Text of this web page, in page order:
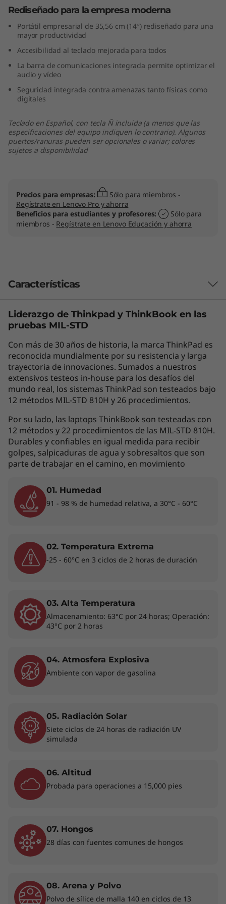
4
M
D
Rediseñado para la empresa moderna
Portátil empresarial de 35,56 cm (14″) rediseñado para una
mayor productividad
Accesibilidad al teclado mejorada para todos
La barra de comunicaciones integrada permite optimizar el
audio y vídeo
Seguridad integrada contra amenazas tanto físicas como
digitales
Teclado en Español, con tecla Ñ incluida (a menos que las
especificaciones del equipo indiquen lo contrario). Algunos
puertos/ranuras pueden ser opcionales o variar; colores
sujetos a disponibilidad
Precios para empresas:
Sólo para miembros -
Regístrate en Lenovo Pro y ahorra
Beneficios para estudiantes y profesores:
Sólo para
miembros - Regístrate en Lenovo Educación y ahorra
Características
Inspírate
rendimiento inspirador a un precio más
inspirador todavía? El nuevo Lenovo ThinkPad
L14 Gen 5 ofrece productividad para cualquier
empresa, con funciones aceleradas por IA, una
mayor capacidad de reparación y una
experiencia de usuario mejorada. Con el
procesador AMD Ryzen™ PRO 7030 con
gráficos AMD Radeon™ de rendimiento
probado y tecnologías profesionales, este
dispositivo ligero y ultraportátil te permite
destacar.
El ThinkPad L14 Gen 5 se enorgullece de
formar parte del creciente movimiento del
derecho a la reparación. De hecho, gracias a su
facilidad de reparación, este portátil ostenta
una puntuación de 9,3 sobre 10 en términos de
capacidad de reparación por parte de iFixit.
actualizar los componentes o ampliar el ciclo
de vida de tu dispositivo con una sencilla
reparación. Puedes confiar en nuestros
extensión tu empresa, sigan funcionando a
pleno rendimiento.
Liderazgo de Thinkpad y ThinkBook en las
pruebas MIL-STD
Con más de 30 años de historia, la marca ThinkPad es
reconocida mundialmente por su resistencia y larga
trayectoria de innovaciones. Sumados a nuestros
extensivos testeos in-house para los desafíos del
mundo real, los sistemas ThinkPad son testeados bajo
12 métodos MIL-STD 810H y 26 procedimientos.
Por su lado, las laptops ThinkBook son testeadas con
12 métodos y 22 procedimientos de las MIL-STD 810H.
Durables y confiables en igual medida para recibir
golpes, salpicaduras de agua y sobresaltos que son
parte de trabajar en el camino, en movimiento
01. Humedad
91 - 98 % de humedad relativa, a 30°C - 60°C
02. Temperatura Extrema
-25 - 60°C en 3 ciclos de 2 horas de duración
03. Alta Temperatura
Almacenamiento: 63°C por 24 horas; Operación:
43°C por 2 horas
04. Atmosfera Explosiva
Ambiente con vapor de gasolina
05. Radiación Solar
Siete ciclos de 24 horas de radiación UV
simulada
06. Altitud
Probada para operaciones a 15,000 pies
07. Hongos
28 días con fuentes comunes de hongos
08. Arena y Polvo
Polvo de sílice de malla 140 en ciclos de 13